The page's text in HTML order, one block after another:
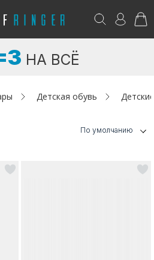
НА ВСЁ
Детская обувь
По умолчанию